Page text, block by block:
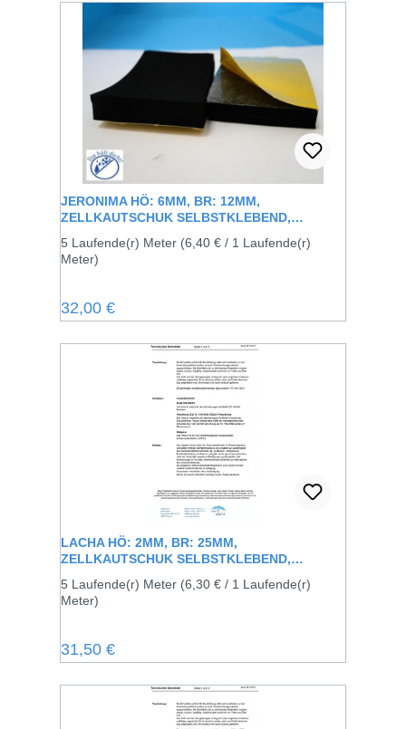
JERONIMA HÖ: 6MM, BR: 12MM,
ZELLKAUTSCHUK SELBSTKLEBEND,
5 Laufende(r) Meter (6,40 € / 1 Laufende(r)
Meter)
Regulärer Preis:
32,00 €
LACHA HÖ: 2MM, BR: 25MM,
ZELLKAUTSCHUK SELBSTKLEBEND,
5 Laufende(r) Meter (6,30 € / 1 Laufende(r)
Meter)
Regulärer Preis:
31,50 €